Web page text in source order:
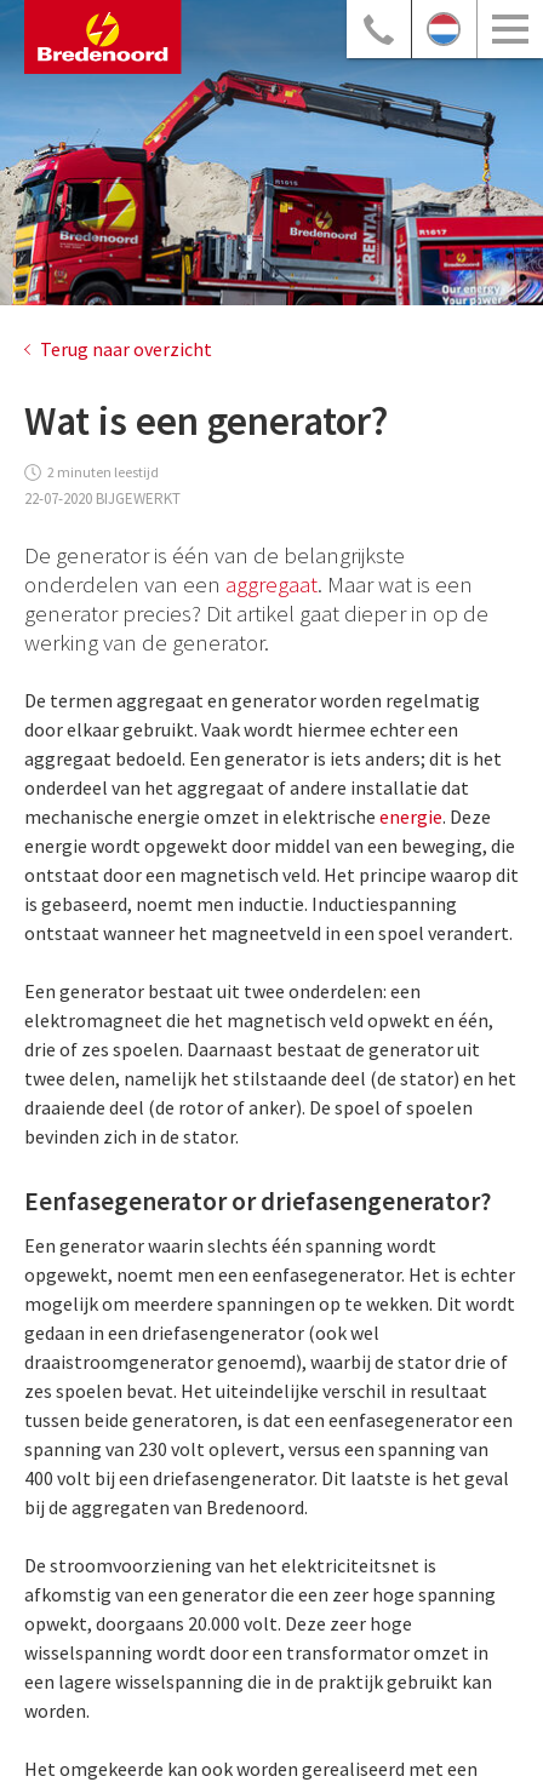
Terug naar overzicht
Wat is een generator?
2 minuten leestijd
22-07-2020 BIJGEWERKT
De generator is één van de belangrijkste
onderdelen van een aggregaat. Maar wat is een
generator precies? Dit artikel gaat dieper in op de
werking van de generator.
De termen aggregaat en generator worden regelmatig
door elkaar gebruikt. Vaak wordt hiermee echter een
aggregaat bedoeld. Een generator is iets anders; dit is het
onderdeel van het aggregaat of andere installatie dat
mechanische energie omzet in elektrische energie. Deze
energie wordt opgewekt door middel van een beweging, die
ontstaat door een magnetisch veld. Het principe waarop dit
is gebaseerd, noemt men inductie. Inductiespanning
ontstaat wanneer het magneetveld in een spoel verandert.
Een generator bestaat uit twee onderdelen: een
elektromagneet die het magnetisch veld opwekt en één,
drie of zes spoelen. Daarnaast bestaat de generator uit
twee delen, namelijk het stilstaande deel (de stator) en het
draaiende deel (de rotor of anker). De spoel of spoelen
bevinden zich in de stator.
Eenfasegenerator or driefasengenerator?
Een generator waarin slechts één spanning wordt
opgewekt, noemt men een eenfasegenerator. Het is echter
mogelijk om meerdere spanningen op te wekken. Dit wordt
gedaan in een driefasengenerator (ook wel
draaistroomgenerator genoemd), waarbij de stator drie of
zes spoelen bevat. Het uiteindelijke verschil in resultaat
tussen beide generatoren, is dat een eenfasegenerator een
spanning van 230 volt oplevert, versus een spanning van
400 volt bij een driefasengenerator. Dit laatste is het geval
bij de aggregaten van Bredenoord.
De stroomvoorziening van het elektriciteitsnet is
afkomstig van een generator die een zeer hoge spanning
opwekt, doorgaans 20.000 volt. Deze zeer hoge
wisselspanning wordt door een transformator omzet in
een lagere wisselspanning die in de praktijk gebruikt kan
worden.
Het omgekeerde kan ook worden gerealiseerd met een